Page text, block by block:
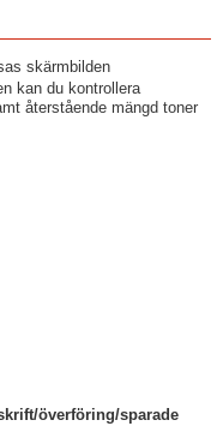
skärmbilden
kan du kontrollera
återstående mängd toner
överföring/sparade